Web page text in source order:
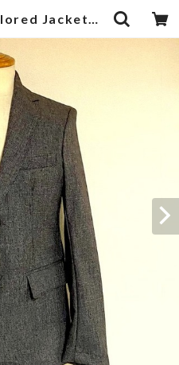
TR Stretch Tailored Jacket Brown | 武蔵小杉のセレクトショップ【ナクール】-nakool-